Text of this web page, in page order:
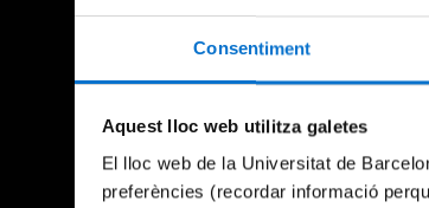
Consentiment
Aquest lloc web utilitza galetes
El lloc web de la Universitat de
preferències (recordar informació